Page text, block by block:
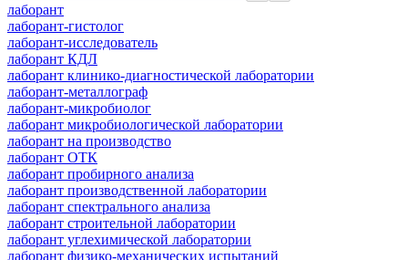
лаборант
лаборант-гистолог
лаборант-исследователь
лаборант КДЛ
лаборант клинико-диагностической лаборатории
лаборант-металлограф
лаборант-микробиолог
лаборант микробиологической лаборатории
лаборант на производство
лаборант ОТК
лаборант пробирного анализа
лаборант производственной лаборатории
лаборант спектрального анализа
лаборант строительной лаборатории
лаборант углехимической лаборатории
лаборант физико-механических испытаний